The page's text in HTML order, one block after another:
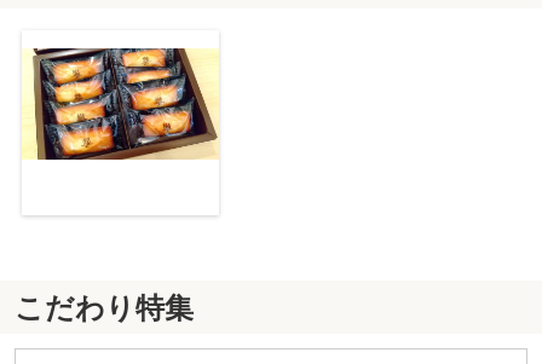
こだわり特集